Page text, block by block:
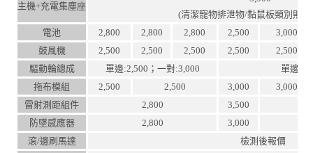
主機+充電集塵座
(清潔寵物排泄物/黏鼠板類別則
電池
2,800 2,800 2,800 2,500
3,000
鼓風機
2,500 2,500 2,500 2,500
2,500
驅動輪總成
單邊:2,500；一對:3,000
單邊
拖布模組
2,500 2,500 3,000
3,000
雷射測距組件
2,800
3,500
防墜感應器
2,800
3,000
滾/邊刷馬達
檢測後報價